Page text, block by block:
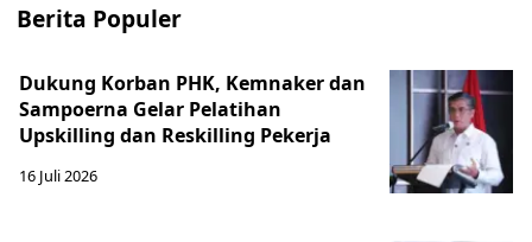
Berita Populer
Dukung Korban PHK, Kemnaker dan
Sampoerna Gelar Pelatihan
Upskilling dan Reskilling Pekerja
16 Juli 2026